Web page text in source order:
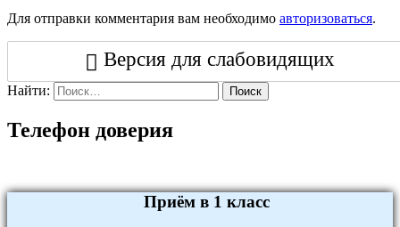
Для отправки комментария вам необходимо авторизоваться.
Версия для слабовидящих
Найти: Поиск
Телефон доверия
Приём в 1 класс